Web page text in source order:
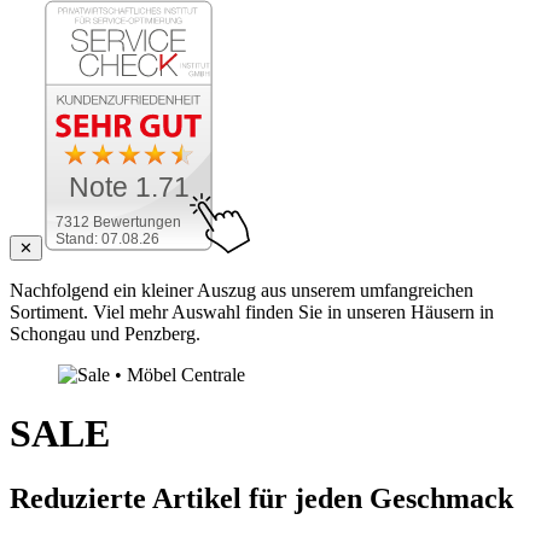
✕
7312 Bewertungen
Stand: 07.08.26
Note 1.71
Nachfolgend ein kleiner Auszug aus unserem umfangreichen
Sortiment. Viel mehr Auswahl finden Sie in unseren Häusern in
Schongau und Penzberg.
SALE
Reduzierte Artikel für jeden Geschmack